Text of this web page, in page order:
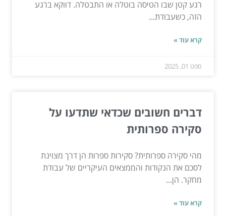
רגע קטן שבו הטיסה בוטלה או התבטלה. דווקא ברגע
הזה, כשעבודת...
קרא עוד »
ספט 01, 2025
דברים חשובים שכדאי שתדעו על
סקירה ספרותית
מהי סקירה ספרותית? סקירות ספרות הן דרך מצוינת
לסכם את הנקודות והממצאים העיקריים של עבודת
מחקר. הן...
קרא עוד »